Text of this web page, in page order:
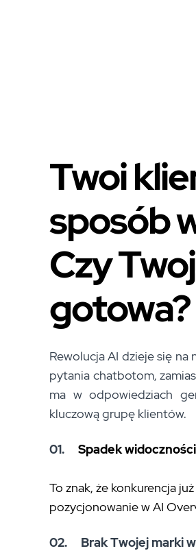
Twoi
sposób
Czy
gotowa?
Rewolucja AI dzieje się na
pytania chatbotom,
ma w odpowiedziach
kluczową grupę klientów.
01. Spadek
To znak, że konkurencja
pozycjonowanie w AI
02. Brak Twojej marki